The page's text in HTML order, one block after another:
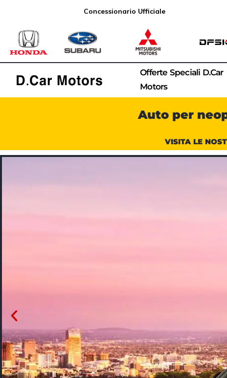
Concessionario Ufficiale
Offerte Speciali D.Car
Motors
Auto per
VISITA LE